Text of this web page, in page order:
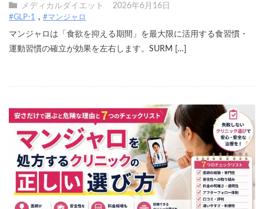
メディカルダイエット 2026年6月16日
#GLP-1 #マンジャロ
マンジャロは「食欲を抑える期間」を最大限に活用する食習慣・
運動習慣の確立が効果を左右します。SURM […]